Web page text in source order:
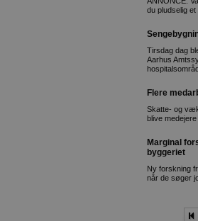
du pludselig et
Tirsdag dag
Aarhus
Flere
Skatte- og
blive
Marginal
byggeriet
Ny forskning
når de søger